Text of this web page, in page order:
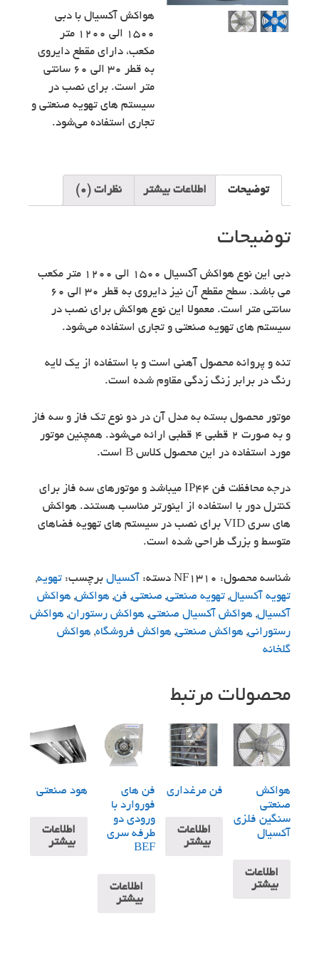
هواکش آکسیال با دبی
۱۵۰۰ الی ۱۲۰۰ متر
مکعب، دارای مقطع دایروی
به قطر ۳۰ الی ۶۰ سانتی
متر است. برای نصب در
سیستم های تهویه صنعتی و
تجاری استفاده می‌شود.
توضیحات اطلاعات بیشتر نظرات (0)
توضیحات
دبی این نوع هواکش آکسیال ۱۵۰۰ الی ۱۲۰۰ متر مکعب
می باشد. سطح مقطع آن نیز دایروی به قطر ۳۰ الی ۶۰
سانتی متر است. معمولا این نوع هواکش برای نصب در
سیستم های تهویه صنعتی و تجاری استفاده می‌شود.
تنه و پروانه محصول آهنی است و با استفاده از یک لایه
رنگ در برابر زنگ زدگی مقاوم شده است.
موتور محصول بسته به مدل آن در دو نوع تک فاز و سه فاز
و به صورت ۲ قطبی ۴ قطبی ارائه می‌شود. همچنین موتور
مورد استفاده در این محصول کلاس B است.
درجه محافظت فن IP44 میباشد و موتورهای سه فاز برای
کنترل دور با استفاده از اینورتر مناسب هستند. هواکش
های سری VID برای نصب در سیستم های تهویه فضاهای
متوسط و بزرگ طراحی شده است.
شناسه محصول: NF1310 دسته: آکسیال برچسب: تهویه,
تهویه آکسیال, تهویه صنعتی, صنعتی, فن, هواکش, هواکش
آکسیال, هواکش آکسیال صنعتی, هواکش رستوران, هواکش
رستورانی, هواکش صنعتی, هواکش فروشگاه, هواکش
گلخانه
محصولات مرتبط
هواکش
صنعتی
سنگین فلزی
آکسیال
اطلاعات
بیشتر
فن مرغداری
اطلاعات
بیشتر
فن های
فوروارد با
ورودی دو
طرفه سری
BEF
اطلاعات
بیشتر
هود صنعتی
اطلاعات
بیشتر